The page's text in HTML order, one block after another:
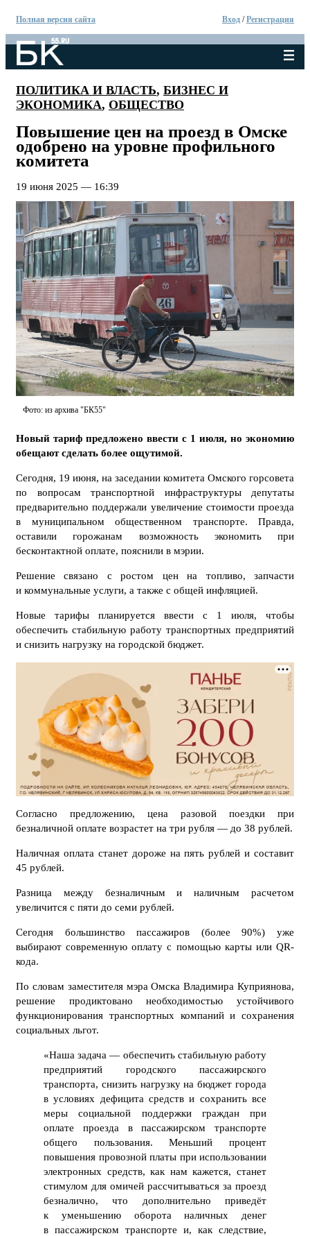
Полная версия сайта Вход /Регистрация
ПОЛИТИКА И ВЛАСТЬ, БИЗНЕС И
ЭКОНОМИКА, ОБЩЕСТВО
Повышение цен на проезд в Омске
одобрено на уровне профильного
комитета
19 июня 2025 — 16:39
Фото: из архива "БК55"
Новый тариф предложено ввести с 1 июля, но экономию
обещают сделать более ощутимой.
Сегодня, 19 июня, на заседании комитета Омского горсовета
по вопросам транспортной инфраструктуры депутаты
предварительно поддержали увеличение стоимости проезда
в муниципальном общественном транспорте. Правда,
оставили горожанам возможность экономить при
бесконтактной оплате, пояснили в мэрии.
Решение связано с ростом цен на топливо, запчасти
и коммунальные услуги, а также с общей инфляцией.
Новые тарифы планируется ввести с 1 июля, чтобы
обеспечить стабильную работу транспортных предприятий
и снизить нагрузку на городской бюджет.
Согласно предложению, цена разовой поездки при
безналичной оплате возрастет на три рубля — до 38 рублей.
Наличная оплата станет дороже на пять рублей и составит
45 рублей.
Разница между безналичным и наличным расчетом
увеличится с пяти до семи рублей.
Сегодня большинство пассажиров (более 90%) уже
выбирают современную оплату с помощью карты или QR-
кода.
По словам заместителя мэра Омска Владимира Куприянова,
решение продиктовано необходимостью устойчивого
функционирования транспортных компаний и сохранения
социальных льгот.
«Наша задача — обеспечить стабильную работу
предприятий городского пассажирского
транспорта, снизить нагрузку на бюджет города
в условиях дефицита средств и сохранить все
меры социальной поддержки граждан при
оплате проезда в пассажирском транспорте
общего пользования. Меньший процент
повышения провозной платы при использовании
электронных средств, как нам кажется, станет
стимулом для омичей рассчитываться за проезд
безналично, что дополнительно приведёт
к уменьшению оборота наличных денег
в пассажирском транспорте и, как следствие,